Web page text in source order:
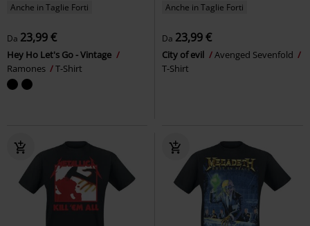
Anche in Taglie Forti
Da 23,99 €
Hey Ho Let's Go - Vintage
Ramones
T-Shirt
Anche in Taglie Forti
Da 23,99 €
City of evil
Avenged Sevenfold
T-Shirt